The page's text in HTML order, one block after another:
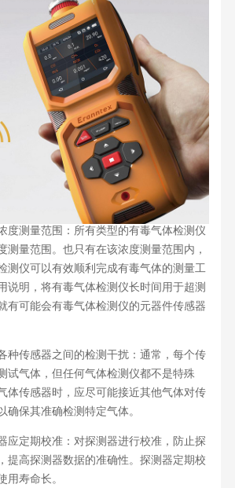
测量范围：所有类型的有毒气体检测仪
测量范围。也只有在该浓度测量范围内，
测仪可以有效顺利完成有毒气体的测量工
说明，将有毒气体检测仪长时间用于超测
有可能会有毒气体检测仪的元器件传感器
传感器之间的检测干扰：通常，每个传
试气体，但任何气体检测仪都不是特殊
体传感器时，应尽可能接近其他气体对传
确保其准确检测特定气体。
定期校准：对探测器进行校准，防止探
提高探测器数据的准确性。探测器定期校
寿命长。